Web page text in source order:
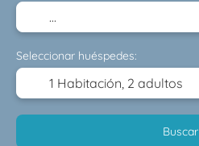
Seleccionar huéspedes:
1 Habitación, 2 adultos
Buscar